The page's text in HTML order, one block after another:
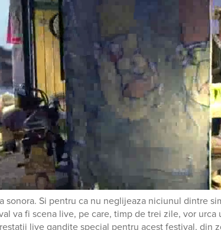
sonora. Si pentru ca nu neglijeaza niciunul dintre
va fi scena live, pe care, timp de trei zile, vor
live gandite special pentru acest festival, din